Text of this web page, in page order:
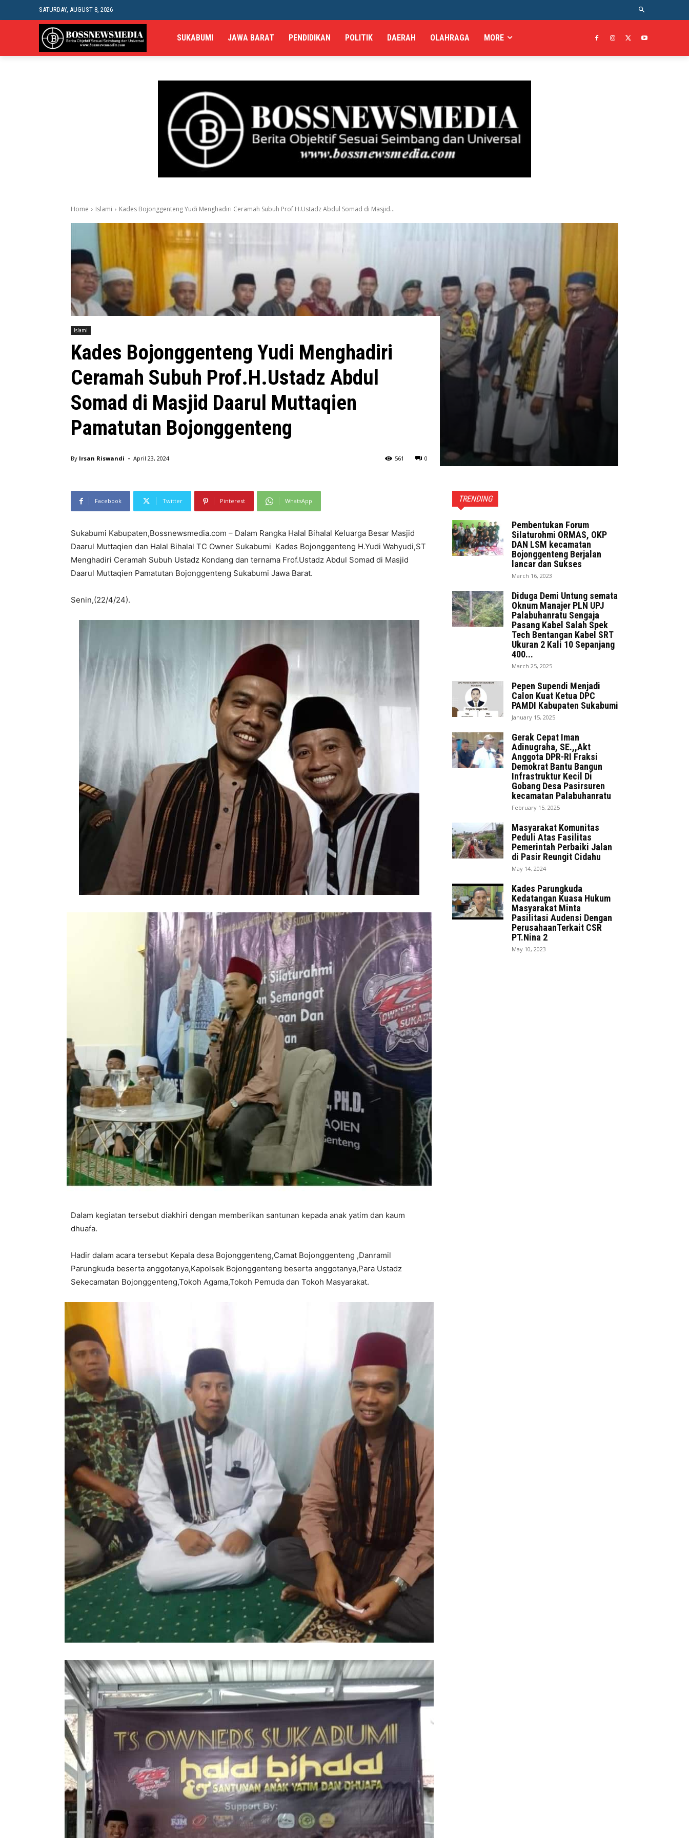
SATURDAY, AUGUST 8, 2026
SUKABUMI JAWA BARAT PENDIDIKAN POLITIK DAERAH OLAHRAGA MORE
Home Islami Kades Bojonggenteng Yudi Menghadiri Ceramah Subuh Prof.H.Ustadz Abdul Somad di Masjid...
Islami
Kades Bojonggenteng Yudi Menghadiri
Ceramah Subuh Prof.H.Ustadz Abdul
Somad di Masjid Daarul Muttaqien
Pamatutan Bojonggenteng
By Irsan Riswandi - April 23, 2024 0
561
Facebook Twitter Pinterest WhatsApp
Sukabumi Kabupaten,Bossnewsmedia.com – Dalam Rangka Halal Bihalal Keluarga Besar Masjid
Daarul Muttaqien dan Halal Bihalal TC Owner Sukabumi Kades Bojonggenteng H.Yudi Wahyudi,ST
Menghadiri Ceramah Subuh Ustadz Kondang dan ternama Frof.Ustadz Abdul Somad di Masjid
Daarul Muttaqien Pamatutan Bojonggenteng Sukabumi Jawa Barat.
Senin,(22/4/24).
Dalam kegiatan tersebut diakhiri dengan memberikan santunan kepada anak yatim dan kaum
dhuafa.
Hadir dalam acara tersebut Kepala desa Bojonggenteng,Camat Bojonggenteng ,Danramil
Parungkuda beserta anggotanya,Kapolsek Bojonggenteng beserta anggotanya,Para Ustadz
Sekecamatan Bojonggenteng,Tokoh Agama,Tokoh Pemuda dan Tokoh Masyarakat.
TRENDING
Pembentukan Forum
Silaturohmi ORMAS, OKP
DAN LSM kecamatan
Bojonggenteng Berjalan
lancar dan Sukses
March 16, 2023
Diduga Demi Untung semata
Oknum Manajer PLN UPJ
Palabuhanratu Sengaja
Pasang Kabel Salah Spek
Tech Bentangan Kabel SRT
Ukuran 2 Kali 10 Sepanjang
400...
March 25, 2025
Pepen Supendi Menjadi
Calon Kuat Ketua DPC
PAMDI Kabupaten Sukabumi
January 15, 2025
Gerak Cepat Iman
Adinugraha, SE.,,Akt
Anggota DPR-RI Fraksi
Demokrat Bantu Bangun
Infrastruktur Kecil Di
Gobang Desa Pasirsuren
kecamatan Palabuhanratu
February 15, 2025
Masyarakat Komunitas
Peduli Atas Fasilitas
Pemerintah Perbaiki Jalan
di Pasir Reungit Cidahu
May 14, 2024
Kades Parungkuda
Kedatangan Kuasa Hukum
Masyarakat Minta
Pasilitasi Audensi Dengan
PerusahaanTerkait CSR
PT.Nina 2
May 10, 2023